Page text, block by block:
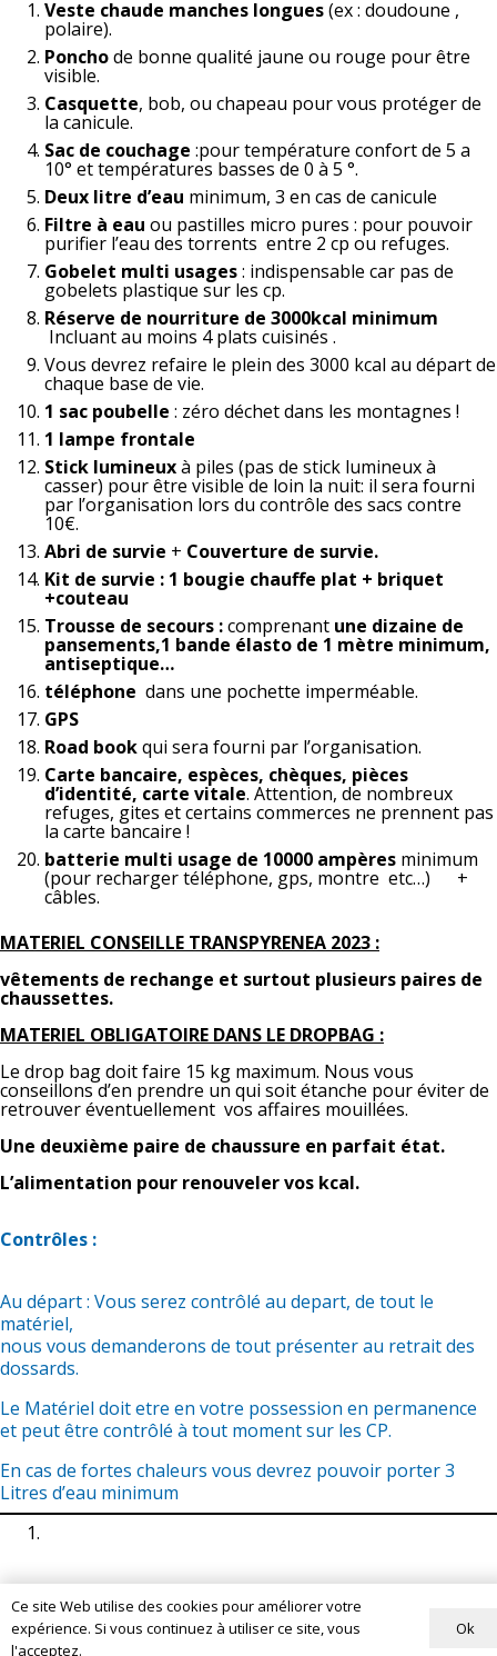
Veste chaude manches longues(ex : doudoune ,
polaire).
Ponchode bonne qualité jaune ou rouge pour être
visible.
Casquette, bob, ou chapeau pour vous protéger de
la canicule.
Sac de couchage :pour température confort de 5 a
10° et températures basses de 0 à 5 °.
Deux litre d’eau minimum, 3 en cas de canicule
Filtre à eau ou pastilles micro pures : pour pouvoir
purifier l’eau des torrents entre 2 cp ou refuges.
Gobelet multi usages: indispensable car pas de
gobelets plastique sur les cp.
Réserve de nourriture de 3000kcal minimum
Incluant au moins 4 plats cuisinés .
Vous devrez refaire le plein des 3000 kcal au départ de
chaque base de vie.
1 sac poubelle : zéro déchet dans les montagnes !
1 lampe frontale
Stick lumineuxà piles (pas de stick lumineux à
casser) pour être visible de loin la nuit: il sera fourni
par l’organisation lors du contrôle des sacs contre
10€.
Abri de survie + Couverture de survie.
Kit de survie : 1 bougie chauffe plat + briquet
+couteau
Trousse de secours :comprenant une dizaine de
pansements,1 bande élasto de 1 mètre minimum,
antiseptique…
téléphone dans une pochette imperméable.
GPS
Road bookqui sera fourni par l’organisation.
Carte bancaire, espèces, chèques, pièces
d’identité, carte vitale. Attention, de nombreux
refuges, gites et certains commerces ne prennent pas
la carte bancaire !
batterie multi usage de 10000 ampères minimum
(pour recharger téléphone, gps, montre etc…) +
câbles.
MATERIEL CONSEILLE TRANSPYRENEA 2023 :
vêtements de rechange et surtout plusieurs paires de
chaussettes.
MATERIEL OBLIGATOIRE DANS LE DROPBAG :
Le drop bag doit faire 15 kg maximum. Nous vous
conseillons d’en prendre un qui soit étanche pour éviter de
retrouver éventuellement vos affaires mouillées.
Une deuxième paire de chaussure en parfait état.
L’alimentation pour renouveler vos kcal.
Contrôles :
Au départ : Vous serez contrôlé au depart, de tout le
matériel,
nous vous demanderons de tout présenter au retrait des
dossards.
Le Matériel doit etre en votre possession en permanence
et peut être contrôlé à tout moment sur les CP.
En cas de fortes chaleurs vous devrez pouvoir porter 3
Litres d’eau minimum
Ce site Web utilise des cookies pour améliorer votre
expérience. Si vous continuez à utiliser ce site, vous
l'acceptez.
Ok